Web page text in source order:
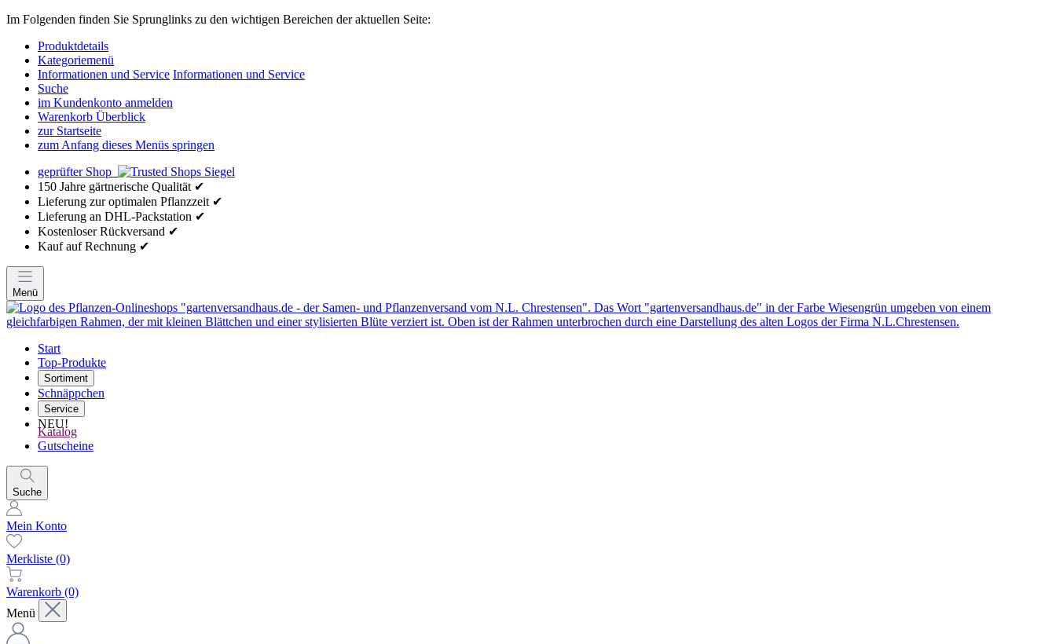
Im Folgenden finden Sie Sprunglinks zu den wichtigen Bereichen der aktuellen Seite:
Produktdetails
Kategoriemenü
Informationen und Service Informationen und Service
Suche
im Kundenkonto anmelden
Warenkorb Überblick
zur Startseite
zum Anfang dieses Menüs springen
geprüfter Shop
150 Jahre gärtnerische Qualität ✔
Lieferung zur optimalen Pflanzzeit ✔
Lieferung an DHL-Packstation ✔
Kostenloser Rückversand ✔
Kauf auf Rechnung ✔
Menü
Start
Top-Produkte
Sortiment
Schnäppchen
Service
NEU!
Katalog
Gutscheine
Suche
Mein Konto
Merkliste (0)
Warenkorb (0)
Menü